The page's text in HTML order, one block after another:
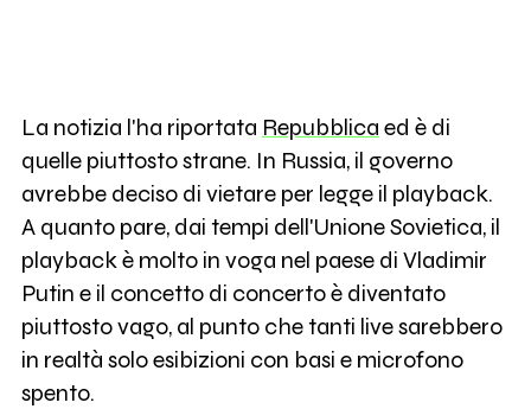
La notizia l'ha riportata Repubblica ed è di
quelle piuttosto strane. In Russia, il governo
avrebbe deciso di vietare per legge il playback.
A quanto pare, dai tempi dell'Unione Sovietica, il
playback è molto in voga nel paese di Vladimir
Putin e il concetto di concerto è diventato
piuttosto vago, al punto che tanti live sarebbero
in realtà solo esibizioni con basi e microfono
spento.